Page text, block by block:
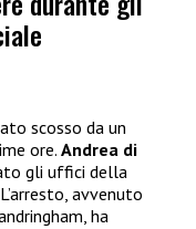
scosso da un
ore. Andrea di
gli uffici della
avvenuto
ha